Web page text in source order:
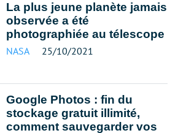
La plus jeune planète jamais
observée a été
photographiée au télescope
NASA 25/10/2021
Google Photos : fin du
stockage gratuit illimité,
comment sauvegarder vos